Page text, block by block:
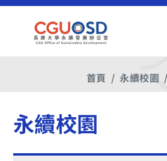
首頁 永續校園
永續校園